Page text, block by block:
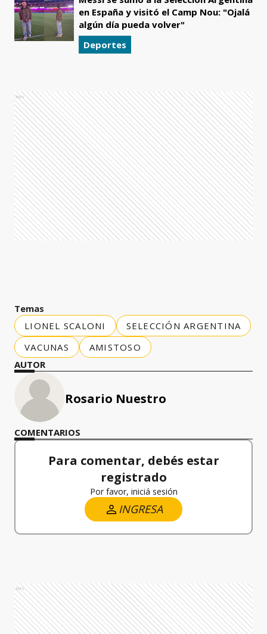
en España y visitó el Camp Nou: "Ojalá
algún día pueda volver"
Deportes
Ads
Temas
LIONEL SCALONI
SELECCIÓN ARGENTINA
VACUNAS
AMISTOSO
AUTOR
Rosario Nuestro
COMENTARIOS
Para comentar, debés estar
registrado
Por favor, iniciá sesión
INGRESA
Ads